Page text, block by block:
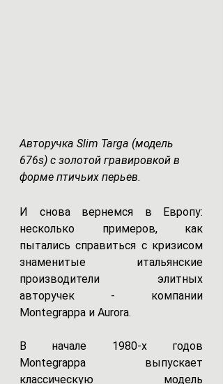
Авторучка Slim Targa (модель
676s) с золотой гравировкой в
форме птичьих перьев.
И снова вернемся в Европу:
несколько примеров, как
пытались справиться с кризисом
знаменитые итальянские
производители элитных
авторучек - компании
Montegrappa и Aurora.
В начале 1980-х годов
Montegrappa выпускает
классическую модель